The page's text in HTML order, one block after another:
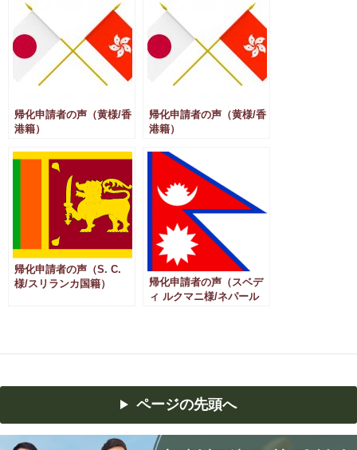
帰化申請者の声（黄様/香
港籍）
帰化申請者の声（黄様/香
港籍）
帰化申請者の声（S. C.
様/スリランカ国籍）
帰化申請者の声（スベデ
ィ ルクマニ様/ネパール
ページの先頭へ